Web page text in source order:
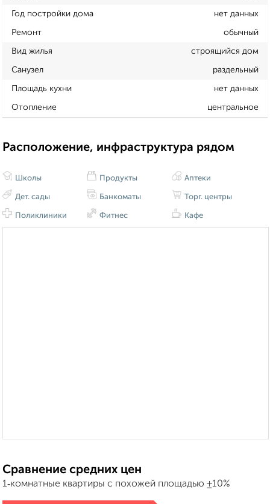
Год постройки дома нет данных
Ремонт обычный
Вид жилья строящийся дом
Санузел раздельный
Площадь кухни нет данных
Отопление центральное
Расположение, инфраструктура рядом
Школы
Дет. сады
Поликлиники
Продукты
Банкоматы
Фитнес
Аптеки
Торг. центры
Кафе
Сравнение средних цен
1‑комнатные квартиры с похожей площадью ±10%